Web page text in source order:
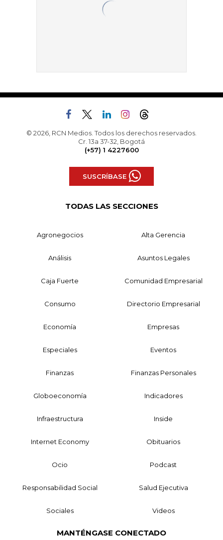
© 2026, RCN Medios. Todos los derechos reservados.
Cr. 13a 37-32, Bogotá
(+57) 1 4227600
SUSCRÍBASE
TODAS LAS SECCIONES
Agronegocios Alta Gerencia
Análisis Asuntos Legales
Caja Fuerte Comunidad Empresarial
Consumo Directorio Empresarial
Economía Empresas
Especiales Eventos
Finanzas Finanzas Personales
Globoeconomía Indicadores
Infraestructura Inside
Internet Economy Obituarios
Ocio Podcast
Responsabilidad Social Salud Ejecutiva
Sociales Videos
MANTÉNGASE CONECTADO